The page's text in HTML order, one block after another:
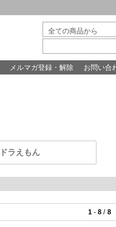
メルマガ登録・解除 お問い合
ドラえもん
1- 8/ 8